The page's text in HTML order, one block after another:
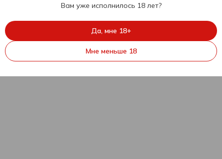
Вам уже исполнилось 18 лет?
Да, мне 18+
Мне меньше 18